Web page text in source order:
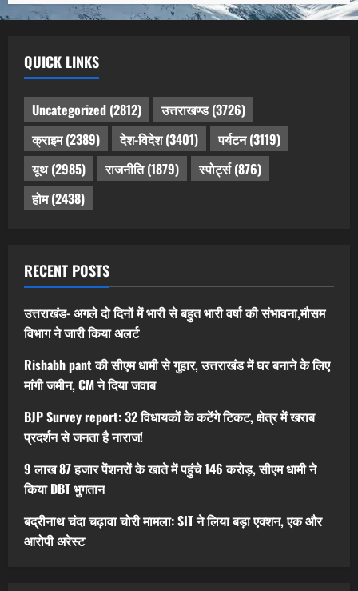
QUICK LINKS
Uncategorized (2812) उत्तराखण्ड(3726)
क्राइम(2389) देश-विदेश(3401) पर्यटन(3119)
यूथ(2985) राजनीति(1879) स्पोर्ट्स(876)
होम(2438)
RECENT POSTS
उत्तराखंड- अगले दो दिनों में भारी से बहुत भारी वर्षा की संभावना,मौसम
विभाग ने जारी किया अलर्ट
Rishabh pant की सीएम धामी से गुहार, उत्तराखंड में घर बनाने के लिए
मांगी जमीन, CM ने दिया जवाब
BJP Survey report: 32 विधायकों के कटेंगे टिकट, क्षेत्र में खराब
प्रदर्शन से जनता है नाराज!
9 लाख 87 हजार पेंशनरों के खाते में पहुंचे 146 करोड़, सीएम धामी ने
किया DBT भुगतान
बद्रीनाथ चंदा चढ़ावा चोरी मामला: SIT ने लिया बड़ा एक्शन, एक और
आरोपी अरेस्ट